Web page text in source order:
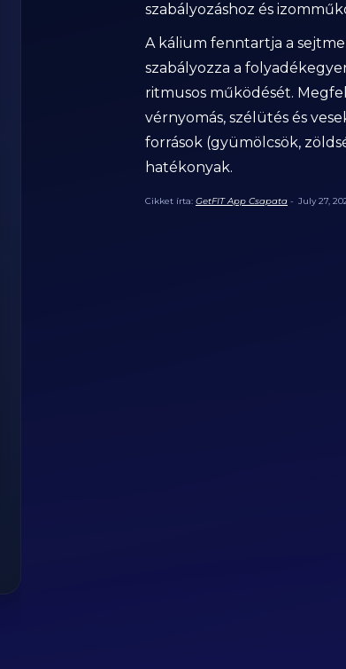
szabályozáshoz és
A kálium fenntartja a
szabályozza a
ritmusos működését.
vérnyomás, szélütés és
források (gyümölcsök,
hatékonyak.
Cikket írta: GetFIT App Csapata - July 27,